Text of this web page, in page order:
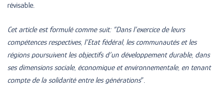
révisable.
Cet article est formulé comme suit: “Dans l’exercice de leurs
compétences respectives, l’Etat fédéral, les communautés et les
régions poursuivent les objectifs d’un développement durable, dans
ses dimensions sociale, économique et environnementale, en tenant
compte de la solidarité entre les générations”.